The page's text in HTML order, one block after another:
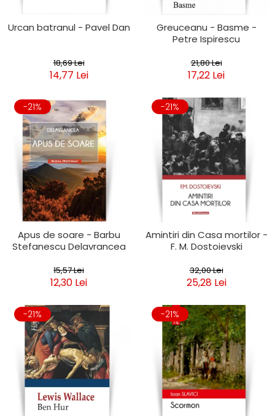
Urcan batranul - Pavel Dan
18,69 Lei
14,77 Lei
Greuceanu - Basme -
Petre Ispirescu
21,80 Lei
17,22 Lei
-21%
Apus de soare - Barbu
Stefanescu Delavrancea
15,57 Lei
12,30 Lei
-21%
Amintiri din Casa mortilor -
F. M. Dostoievski
32,00 Lei
25,28 Lei
-21% -21%